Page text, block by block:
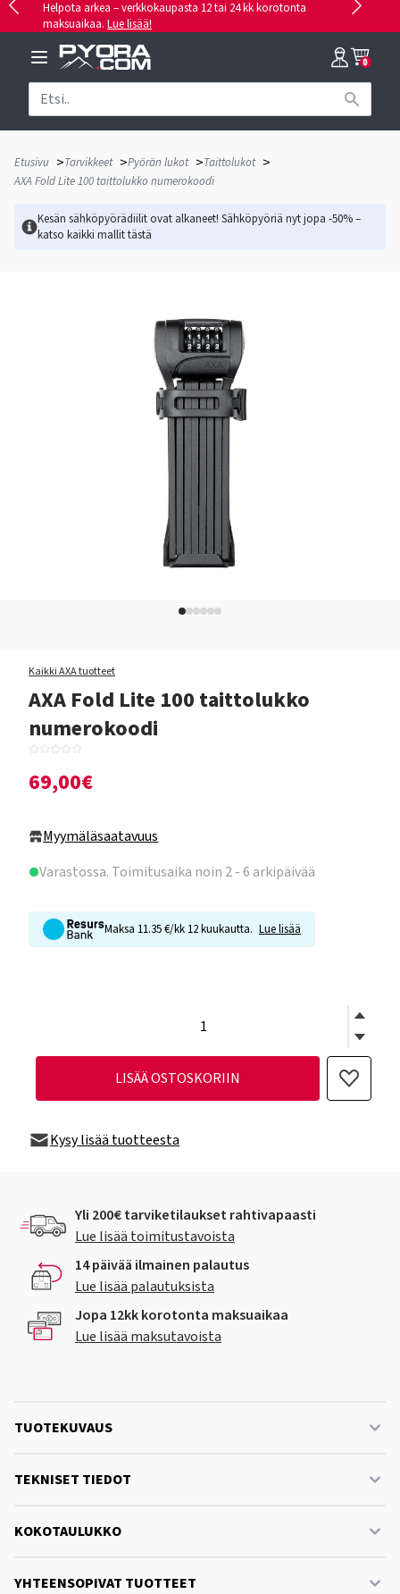
Helpota arkea – verkkokaupasta 12 tai 24 kk korotonta
maksuaikaa. Lue lisää!
0
Etusivu >Tarvikkeet >Pyörän lukot >Taittolukot >
AXA Fold Lite 100 taittolukko numerokoodi
Kesän sähköpyörädiilit ovat alkaneet! Sähköpyöriä nyt jopa -50% –
katso kaikki mallittästä
Kaikki AXA tuotteet
AXA Fold Lite 100 taittolukko
numerokoodi
69,00€
Myymäläsaatavuus
Varastossa. Toimitusaika noin 2 - 6 arkipäivää
Maksa 11.35 €/kk 12 kuukautta. Lue lisää
LISÄÄ OSTOSKORIIN
Kysy lisää tuotteesta
Yli 200€ tarviketilaukset rahtivapaasti
Lue lisää toimitustavoista
14 päivää ilmainen palautus
Lue lisää palautuksista
Jopa 12kk korotonta maksuaikaa
Lue lisää maksutavoista
TUOTEKUVAUS
TEKNISET TIEDOT
KOKOTAULUKKO
YHTEENSOPIVAT TUOTTEET